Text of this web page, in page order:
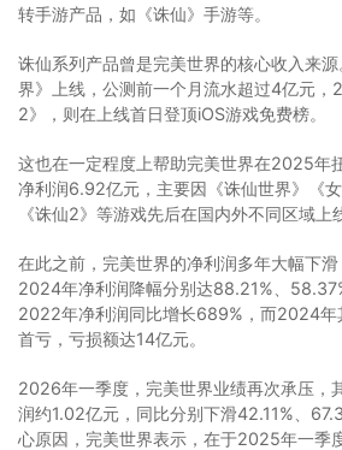
转手游产品，如《诛仙》手游等。
诛仙系列产品曾是完美世界的核心收入来
界》上线，公测前一个月流水超过4亿元
2》，则在上线首日登顶iOS游戏免费榜。
这也在一定程度上帮助完美世界在2025年
净利润6.92亿元，主要因《诛仙世界》《女
《诛仙2》等游戏先后在国内外不同区域上
在此之前，完美世界的净利润多年大幅下
2024年净利润降幅分别达88.21%、
2022年净利润同比增长689%，而2024年
首亏，亏损额达14亿元。
2026年一季度，完美世界业绩再次承压，
润约1.02亿元，同比分别下滑42.11%、
心原因，完美世界表示，在于2025年一季